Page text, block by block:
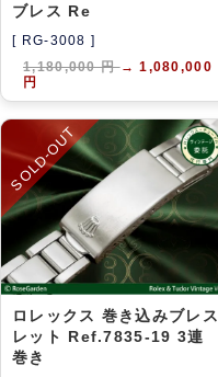
ブレス Re
[ RG-3008 ]
1,180,000 円→ 1,080,000
円
SOLD-OUT
ロレックス 巻き込みブレス
レット Ref.7835-19 3連
巻き